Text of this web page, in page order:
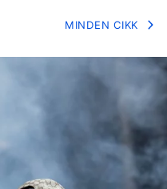
MINDEN CIKK